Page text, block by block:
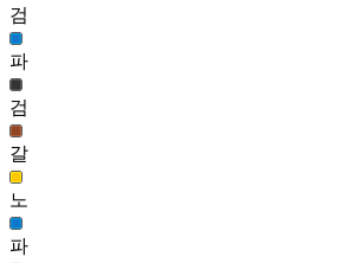
하이틴 걸 헤어(여)
64,771
95
안개 수려 헤어(여)
64,417
검
파
검
갈
노
파